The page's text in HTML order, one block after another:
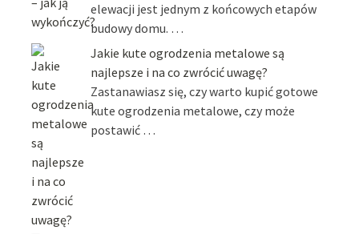
elewacji jest jednym z końcowych etapów
budowy domu. …
Jakie kute ogrodzenia metalowe są
najlepsze i na co zwrócić uwagę?
Zastanawiasz się, czy warto kupić gotowe
kute ogrodzenia metalowe, czy może
postawić …